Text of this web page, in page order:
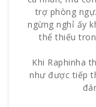
trợ phòng
ngừng nghỉ ấy
thể thiếu
Khi Raphinha
như được tiếp